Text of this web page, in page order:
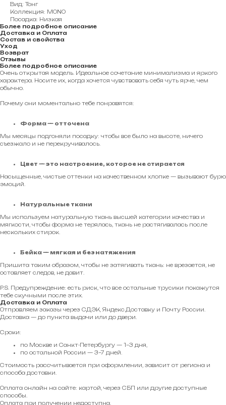
Вид: Тонг
Коллекция: MONO
Посадка: Низкая
Более подробное описание
Доставка и Оплата
Состав и свойства
Уход
Возврат
Отзывы
Более подробное описание
Очень открытая модель. Идеальное сочетание минимализма и яркого
характера. Носите их, когда хочется чувствовать себя чуть ярче, чем
обычно.
Почему они моментально тебе понравятся:
Форма — отточена
Мы месяцы подгоняли посадку: чтобы все было на высоте, ничего
съезжало и не перекручивалось.
Цвет — это настроение, которое не стирается
Насыщенные, чистые оттенки на качественном хлопке — вызывают бурю
эмоций.
Натуральные ткани
Мы используем натуральную ткань высшей категории качества и
мягкости, чтобы форма не терялась, ткань не растягивалась после
нескольких стирок.
Бейка — мягкая и без натяжения
Пришита таким образом, чтобы не затягивать ткань: не врезается, не
оставляет следов, не давит.
P.S. Предупреждение: есть риск, что все остальные трусики покажутся
тебе скучными после этих.
Доставка и Оплата
Отправляем заказы через СДЭК, Яндекс.Доставку и Почту России.
Доставка — до пункта выдачи или до двери.
Сроки:
по Москве и Санкт-Петербургу — 1–3 дня,
по остальной России — 3–7 дней.
Стоимость рассчитывается при оформлении, зависит от региона и
способа доставки.
Оплата онлайн на сайте: картой, через СБП или другие доступные
способы.
Оплата при получении недоступна.